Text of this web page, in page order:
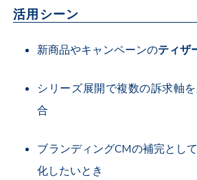
活用シーン
新商品やキャンペーンのティザ
シリーズ展開で複数の訴求軸
合
ブランディングCMの補完とし
化したいとき